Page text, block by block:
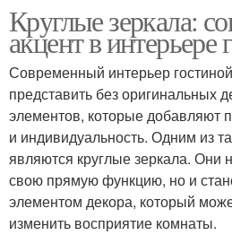
Круглые зеркала:
акцент в интерьере
Современный интерьер
представить без оригинальных
элементов, которые добавляют
и индивидуальность. Одним из
являются круглые зеркала. Они
свою прямую функцию, но и
элементом декора, который
изменить восприятие комнаты.